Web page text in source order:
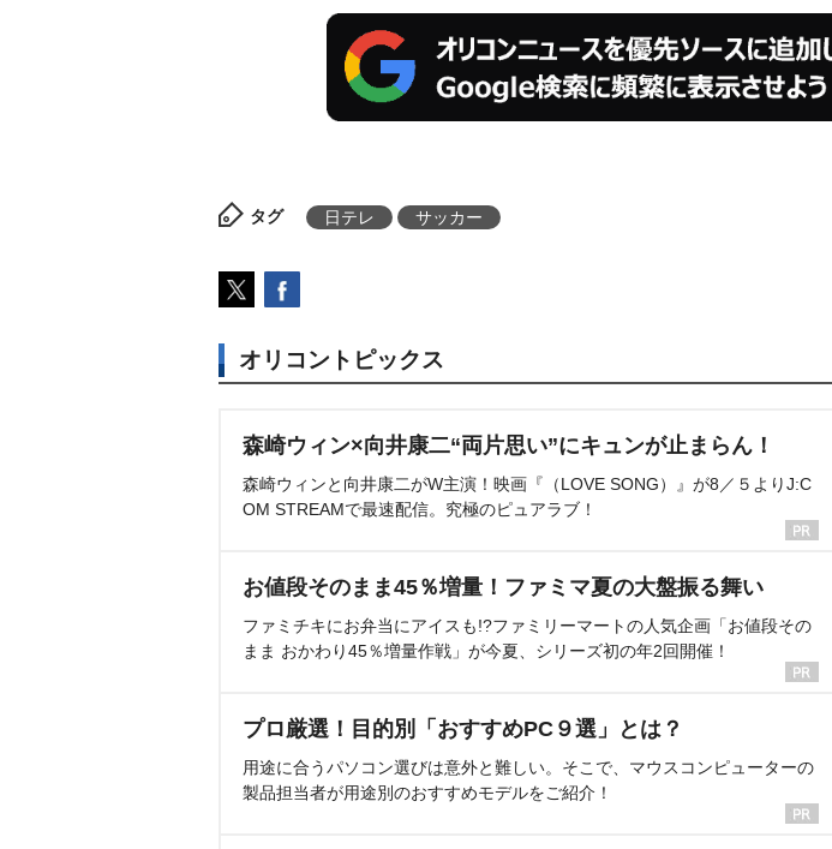
タグ 日テレ サッカー
オリコントピックス
森崎ウィン×向井康二“両片思い”にキュンが止まらん！
森崎ウィンと向井康二がW主演！映画『（LOVE SONG）』が8／５よりJ:C
OM STREAMで最速配信。究極のピュアラブ！
お値段そのまま45％増量！ファミマ夏の大盤振る舞い
ファミチキにお弁当にアイスも!?ファミリーマートの人気企画「お値段その
まま おかわり45％増量作戦」が今夏、シリーズ初の年2回開催！
プロ厳選！目的別「おすすめPC９選」とは？
用途に合うパソコン選びは意外と難しい。そこで、マウスコンピューターの
製品担当者が用途別のおすすめモデルをご紹介！